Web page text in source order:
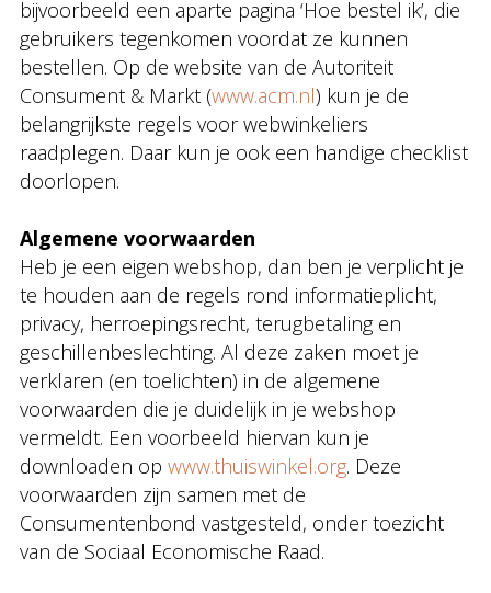
bijvoorbeeld een aparte pagina ‘Hoe bestel ik’, die
gebruikers tegenkomen voordat ze kunnen
bestellen. Op de website van de Autoriteit
Consument & Markt (www.acm.nl) kun je de
belangrijkste regels voor webwinkeliers
raadplegen. Daar kun je ook een handige checklist
doorlopen.
Algemene voorwaarden
Heb je een eigen webshop, dan ben je verplicht je
te houden aan de regels rond informatieplicht,
privacy, herroepingsrecht, terugbetaling en
geschillenbeslechting. Al deze zaken moet je
verklaren (en toelichten) in de algemene
voorwaarden die je duidelijk in je webshop
vermeldt. Een voorbeeld hiervan kun je
downloaden op www.thuiswinkel.org. Deze
voorwaarden zijn samen met de
Consumentenbond vastgesteld, onder toezicht
van de Sociaal Economische Raad.